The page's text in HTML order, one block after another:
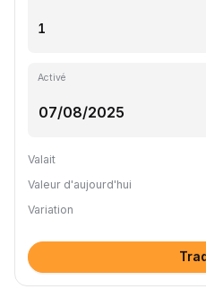
Activé
Valait
Valeur d'aujourd'hui
Variation